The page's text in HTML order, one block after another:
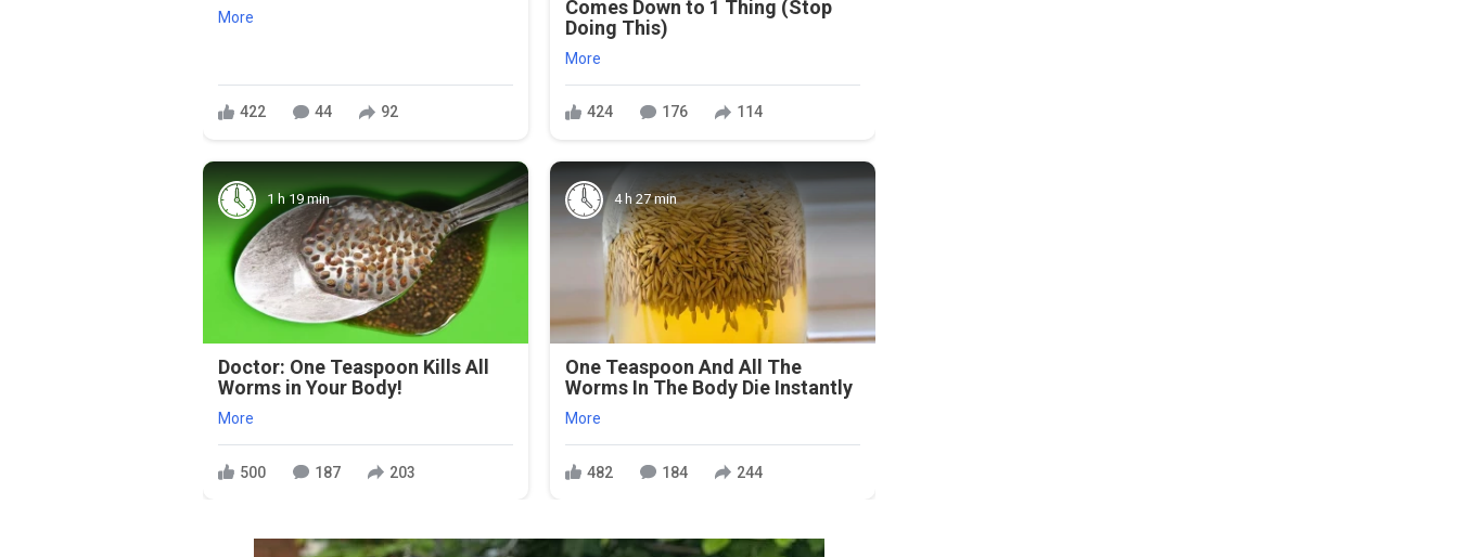
More
422 44 92
Comes Down to 1 Thing (Stop
Doing This)
More
424 176 114
1 h 19 min
Doctor: One Teaspoon Kills All
Worms in Your Body!
More
500 187 203
4 h 27 min
One Teaspoon And All The
Worms In The Body Die Instantly
More
482 184 244